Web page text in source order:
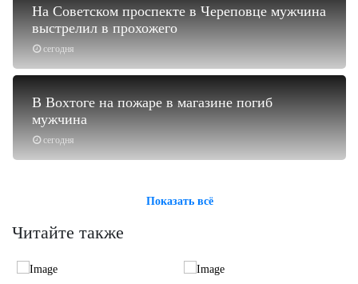
сегодня
На Советском проспекте в Череповце мужчина
выстрелил в прохожего
сегодня
В Вохтоге на пожаре в магазине погиб
мужчина
Показать всё
Читайте также